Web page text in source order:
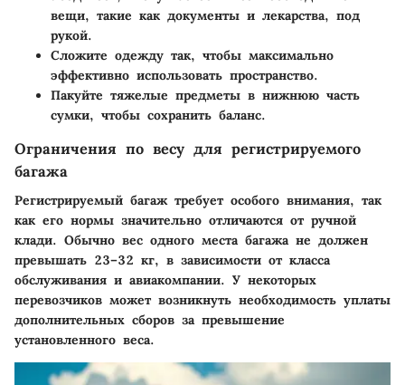
вещи, такие как документы и лекарства, под
рукой.
Сложите одежду так, чтобы максимально
эффективно использовать пространство.
Пакуйте тяжелые предметы в нижнюю часть
сумки, чтобы сохранить баланс.
Ограничения по весу для регистрируемого
багажа
Регистрируемый багаж требует особого внимания, так
как его нормы значительно отличаются от ручной
клади. Обычно вес одного места багажа не должен
превышать 23–32 кг, в зависимости от класса
обслуживания и авиакомпании. У некоторых
перевозчиков может возникнуть необходимость уплаты
дополнительных сборов за превышение
установленного веса.